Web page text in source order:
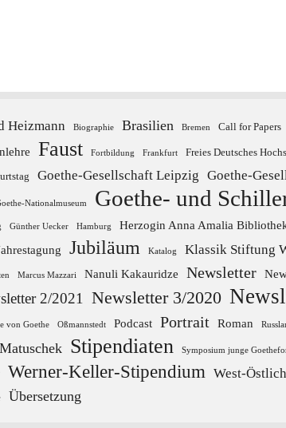
Heizmann Biographie Brasilien Bremen Call for Papers
Faust Fortbildung Frankfurt Freies Deutsches
Goethe-Gesellschaft Leipzig Goethe-
Nationalmuseum Goethe- und
Günther Uecker Hamburg Herzogin Anna Amalia
Jubiläum Katalog Klassik Stiftung
Marcus Mazzari Nanuli Kakauridze Newsletter
2/2021 Newsletter 3/2020
von Goethe Oßmannstedt Podcast Portrait Roman
Stipendiaten Symposium junge
Werner-Keller-Stipendium West-
Übersetzung